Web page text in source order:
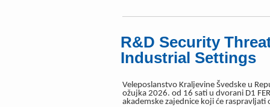
R&D Security
Industrial Settings
Veleposlanstvo Kraljevine Švedske u
ožujka 2026. od 16 sati u dvorani D1
akademske zajednice koji će raspravljati